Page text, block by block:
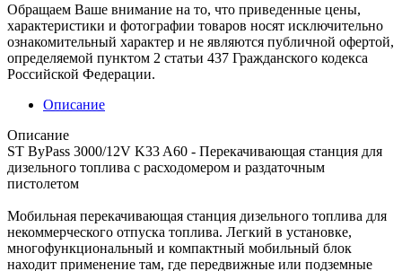
Обращаем Ваше внимание на то, что приведенные цены,
характеристики и фотографии товаров носят исключительно
ознакомительный характер и не являются публичной офертой,
определяемой пунктом 2 статьи 437 Гражданского кодекса
Российской Федерации.
Описание
Описание
ST ByPass 3000/12V K33 A60 - Перекачивающая станция для
дизельного топлива с расходомером и раздаточным
пистолетом
Мобильная перекачивающая станция дизельного топлива для
некоммерческого отпуска топлива. Легкий в установке,
многофункциональный и компактный мобильный блок
находит применение там, где передвижные или подземные